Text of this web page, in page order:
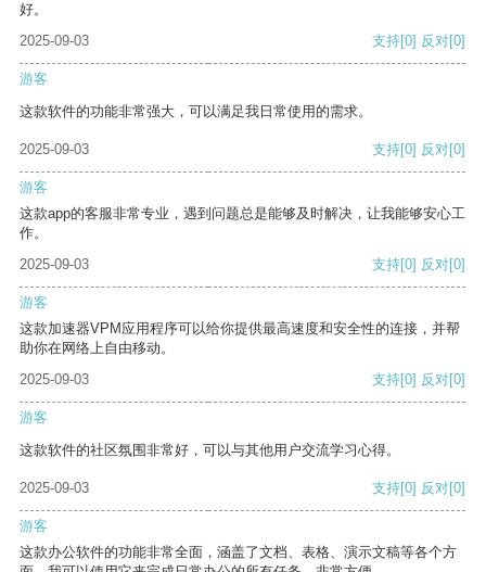
好。
2025-09-03
支持[0] 反对[0]
游客
这款软件的功能非常强大，可以满足我日常使用的需求。
2025-09-03 支持[0] 反对[0]
游客
这款app的客服非常专业，遇到问题总是能够及时解决，让我能够安心工
作。
2025-09-03
支持[0] 反对[0]
游客
这款加速器VPM应用程序可以给你提供最高速度和安全性的连接，并帮
助你在网络上自由移动。
2025-09-03
支持[0] 反对[0]
游客
这款软件的社区氛围非常好，可以与其他用户交流学习心得。
2025-09-03 支持[0] 反对[0]
游客
这款办公软件的功能非常全面，涵盖了文档、表格、演示文稿等各个方